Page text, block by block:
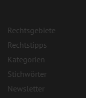
Rechtsgebiete
Rechtstipps
Kategorien
Stichwörter
Newsletter